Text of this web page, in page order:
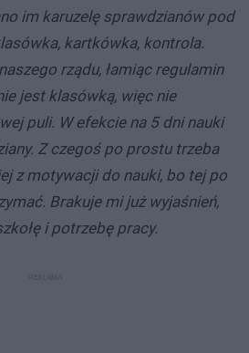
im karuzelę sprawdzianów pod
kartkówka, kontrola.
rządu, łamiąc regulamin
jest klasówką, więc nie
puli. W efekcie na 5 dni nauki
Z czegoś po prostu trzeba
z motywacji do nauki, bo tej po
Brakuje mi już wyjaśnień,
i potrzebę pracy.